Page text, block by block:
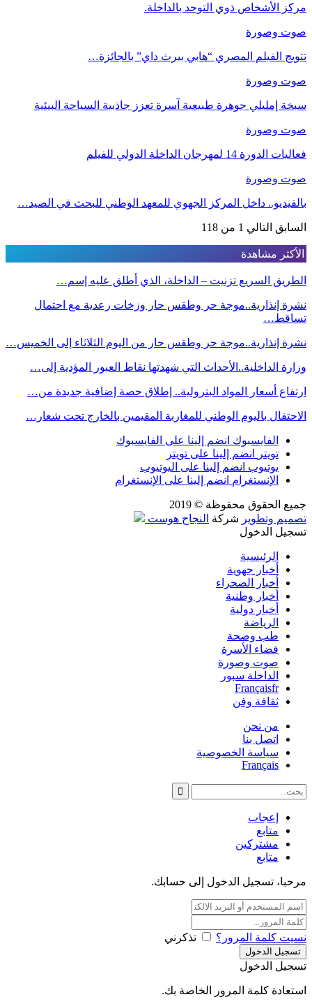
مركز الأشخاص ذوي التوحد بالداخلة.
صوت وصورة
تتويج الفيلم المصري “هابي بيرث داي” بالجائزة…
صوت وصورة
سبخة إمليلي جوهرة طبيعية آسرة تعزز جاذبية السياحة البيئية
صوت وصورة
فعاليات الدورة 14 لمهرجان الداخلة الدولي للفيلم
صوت وصورة
بالفيديو.. داخل المركز الجهوي للمعهد الوطني للبحث في الصيد…
السابق التالي 1 من 118
الأكثر مشاهدة
الطريق السريع تزنيت – الداخلة، الذي أطلق عليه إسم…
نشرة إنذارية..موجة حر وطقس حار وزخات رعدية مع احتمال
تساقط…
نشرة إنذارية..موجة حر وطقس حار من اليوم الثلاثاء إلى الخميس…
وزارة الداخلية..الأحداث التي شهدتها نقاط العبور المؤدية إلى…
ارتفاع أسعار المواد البترولية.. إطلاق حصة إضافية جديدة من…
الاحتفال باليوم الوطني للمغاربة المقيمين بالخارج تحت شعار…
الفايسبوك انضم إلينا على الفايسبوك
تويتر
انضم إلينا على تويتر
يوتيوب انضم إلينا على اليوتيوب
الإنستغرام انضم إلينا على الإنستغرام
جميع الحقوق محفوظة © 2019
تصميم وتطوير شركة النجاح هوست
تسجيل الدخول
الرئيسية
أخبار جهوية
أخبار الصحراء
أخبار وطنية
أخبار دولية
الرياضة
طب وصحة
فضاء الأسرة
صوت وصورة
الداخلة سبور
Françaisfr
ثقافة وفن
من نحن
اتصل بنا
سياسة الخصوصية
Français
إعجاب
متابع
مشتركين
متابع
مرحبا، تسجيل الدخول إلى حسابك.
نسيت كلمة المرور؟ تذكرني
تسجيل الدخول
استعادة كلمة المرور الخاصة بك.